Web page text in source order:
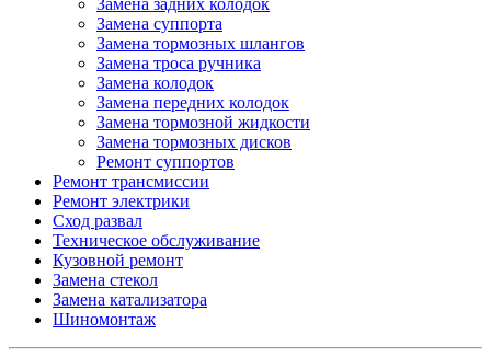
Замена задних колодок
Замена суппорта
Замена тормозных шлангов
Замена троса ручника
Замена колодок
Замена передних колодок
Замена тормозной жидкости
Замена тормозных дисков
Ремонт суппортов
Ремонт трансмиссии
Ремонт электрики
Сход развал
Техническое обслуживание
Кузовной ремонт
Замена стекол
Замена катализатора
Шиномонтаж